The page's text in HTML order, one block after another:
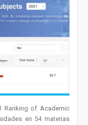
Ranking of Academic
en 54 materias